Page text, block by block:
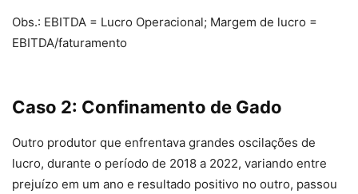
Obs.: EBITDA = Lucro Operacional; Margem de lucro =
EBITDA/faturamento
Caso 2: Confinamento de Gado
Outro produtor que enfrentava grandes oscilações de
lucro, durante o período de 2018 a 2022, variando entre
prejuízo em um ano e resultado positivo no outro, passou